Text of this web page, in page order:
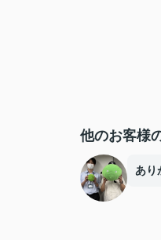
他のお客様
あり